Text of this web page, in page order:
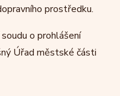
prostředku.
o prohlášení
Úřad městské části